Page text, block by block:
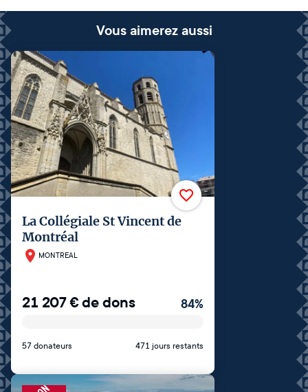
Vous aimerez aussi
La Collégiale St Vincent de
Montréal
MONTREAL
21 207€de dons 84%
57 donateurs 471 jours restants